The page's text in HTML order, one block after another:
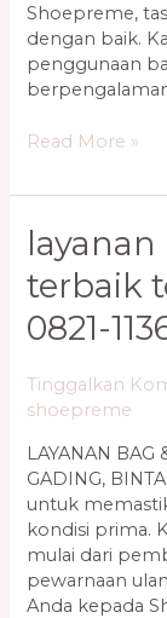
Shoepreme,
dengan baik.
penggunaan
Read More »
terbaik
0821-
Tinggalkan
shoepreme
LAYANAN BAG
GADING,
untuk
kondisi prima.
mulai dari
pewarnaan
Anda kepada
Layanan
Bag
&
Spa
Tebet,
Cengkareng
1136-
2002